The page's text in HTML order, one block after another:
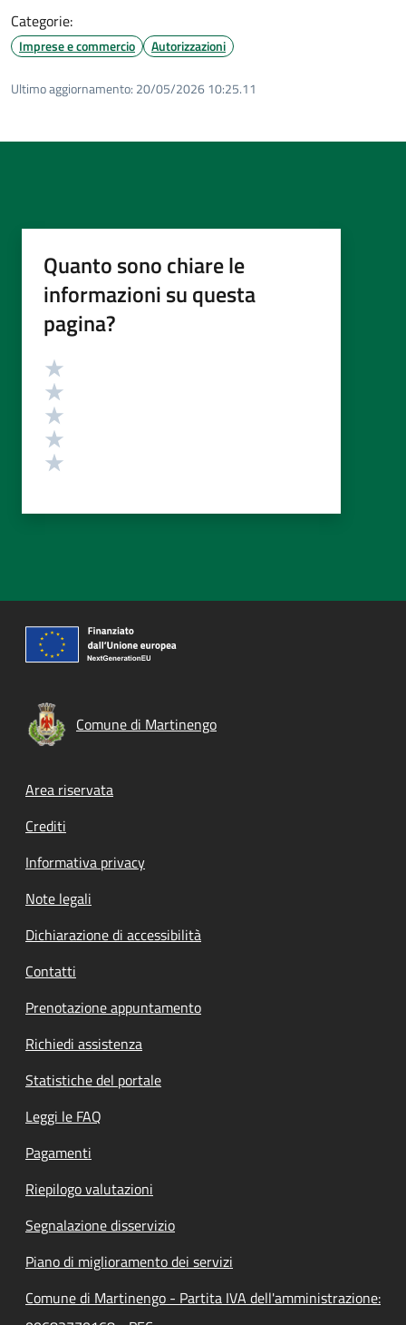
Categorie:
Imprese e commercio Autorizzazioni
Ultimo aggiornamento: 20/05/2026 10:25.11
Quanto sono chiare le
informazioni su questa
pagina?
Valutazione
Comune di Martinengo
Footer menu
Area riservata
Crediti
Informativa privacy
Note legali
Dichiarazione di accessibilità
Contatti
Prenotazione appuntamento
Richiedi assistenza
Statistiche del portale
Leggi le FAQ
Pagamenti
Riepilogo valutazioni
Segnalazione disservizio
Piano di miglioramento dei servizi
Comune di Martinengo - Partita IVA dell'amministrazione: